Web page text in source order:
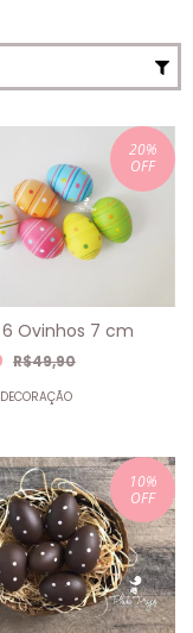
20%
OFF
Ovinhos 7 cm
R$49,90
10%
OFF